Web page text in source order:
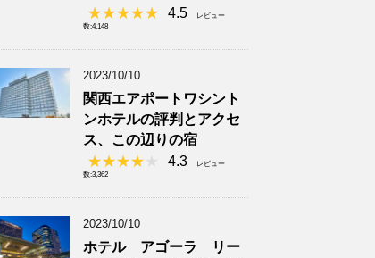
4.5
レビュー
数:4,148
2023/10/10
関西エアポートワシント
ンホテルの評判とアクセ
ス、この辺りの宿
4.3
レビュー
数:3,362
2023/10/10
ホテル アゴーラ リー